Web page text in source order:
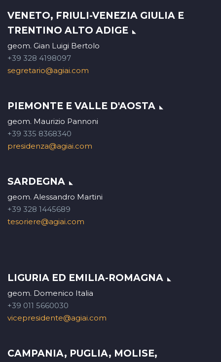
VENETO, FRIULI-VENEZIA GIULIA E
TRENTINO ALTO ADIGE
geom. Gian Luigi Bertolo
+39 328 4198097
segretario@agiai.com
PIEMONTE E VALLE D'AOSTA
geom. Maurizio Pannoni
+39 335 8368340
presidenza@agiai.com
SARDEGNA
geom. Alessandro Martini
+39 328 1445689
tesoriere@agiai.com
LIGURIA ED EMILIA-ROMAGNA
geom. Domenico Italia
+39 011 5660030
vicepresidente@agiai.com
CAMPANIA, PUGLIA, MOLISE,